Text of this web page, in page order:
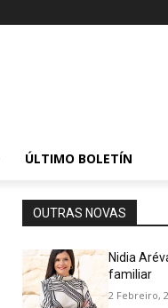
ÚLTIMO BOLETÍN
OUTRAS NOVAS
Nidia
familiar
2 Febreiro,